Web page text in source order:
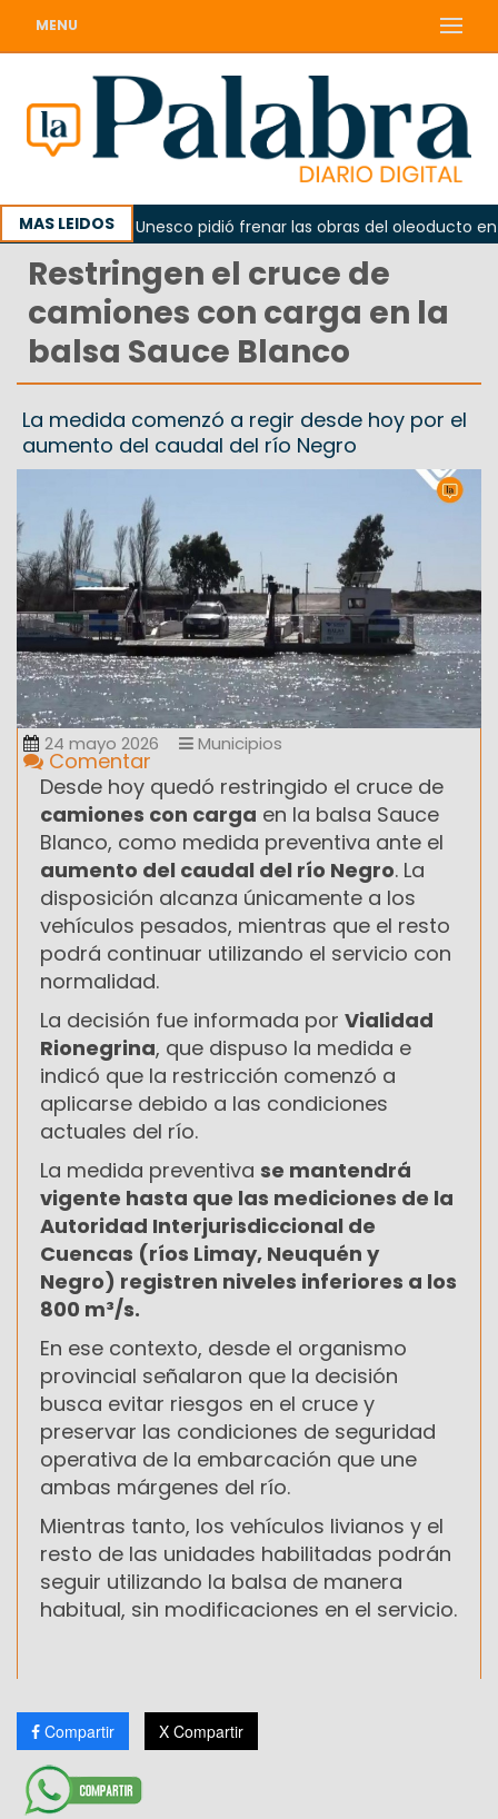
MENU
MAS LEIDOSLa Unesco pidió frenar las obras del oleoducto en
Restringen el cruce de
camiones con carga en la
balsa Sauce Blanco
La medida comenzó a regir desde hoy por el
aumento del caudal del río Negro
24 mayo 2026 Municipios
Comentar
Desde hoy quedó restringido el cruce de
camiones con carga en la balsa Sauce
Blanco, como medida preventiva ante el
aumento del caudal del río Negro. La
disposición alcanza únicamente a los
vehículos pesados, mientras que el resto
podrá continuar utilizando el servicio con
normalidad.
La decisión fue informada por Vialidad
Rionegrina, que dispuso la medida e
indicó que la restricción comenzó a
aplicarse debido a las condiciones
actuales del río.
La medida preventiva se mantendrá
vigente hasta que las mediciones de la
Autoridad Interjurisdiccional de
Cuencas (ríos Limay, Neuquén y
Negro) registren niveles inferiores a los
800 m³/s.
En ese contexto, desde el organismo
provincial señalaron que la decisión
busca evitar riesgos en el cruce y
preservar las condiciones de seguridad
operativa de la embarcación que une
ambas márgenes del río.
Mientras tanto, los vehículos livianos y el
resto de las unidades habilitadas podrán
seguir utilizando la balsa de manera
habitual, sin modificaciones en el servicio.
Compartir X Compartir